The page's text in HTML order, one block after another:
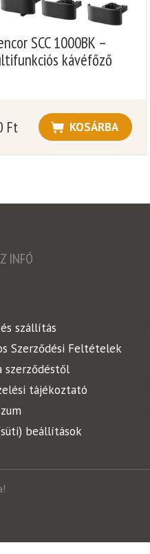
SCC 1000BK –
kávéfőző
Ft KOSÁRBA
INFÓ
szállítás
Szerződési Feltételek
szerződéstől
tájékoztató
beállítások